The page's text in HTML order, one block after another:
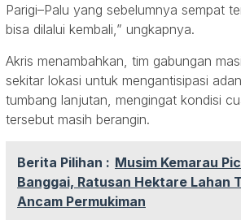
Parigi–Palu yang sebelumnya sempat
bisa dilalui kembali,” ungkapnya.
Akris menambahkan, tim gabungan
sekitar lokasi untuk mengantisipasi
tumbang lanjutan, mengingat kondisi
tersebut masih berangin.
Berita Pilihan : Musim Kemarau
Banggai, Ratusan Hektare Lahan
Ancam Permukiman